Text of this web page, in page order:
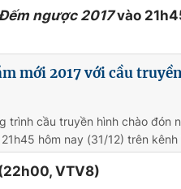
Đếm ngược 2017vào
mới 2017 với cầu
trình cầu truyền hình chào đón
hôm nay (31/12) trên kênh
VTV8)